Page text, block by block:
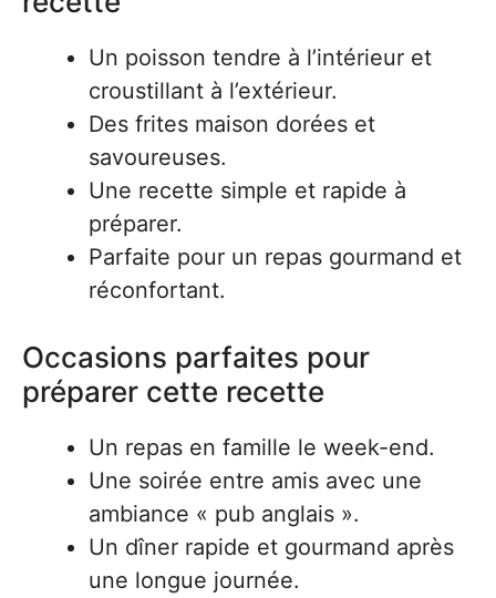
Un poisson tendre à l’intérieur et
croustillant à l’extérieur.
Des frites maison dorées et
savoureuses.
Une recette simple et rapide à
préparer.
Parfaite pour un repas gourmand et
réconfortant.
Occasions parfaites pour
préparer cette recette
Un repas en famille le week-end.
Une soirée entre amis avec une
ambiance « pub anglais ».
Un dîner rapide et gourmand après
une longue journée.